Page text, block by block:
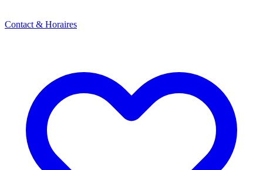
Contact & Horaires